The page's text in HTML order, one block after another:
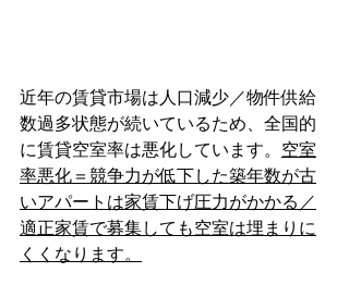
近年の賃貸市場は人口減少／物件供給
数過多状態が続いているため、全国的
に賃貸空室率は悪化しています。 空室
率悪化＝競争力が低下した築年数が古
いアパートは家賃下げ圧力がかかる／
適正家賃で募集しても空室は埋まりに
くくなります。